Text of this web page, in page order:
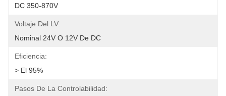
DC 350-870V
Voltaje Del LV:
Nominal 24V O 12V De DC
Eficiencia:
> El 95%
Pasos De La Controlabilidad: